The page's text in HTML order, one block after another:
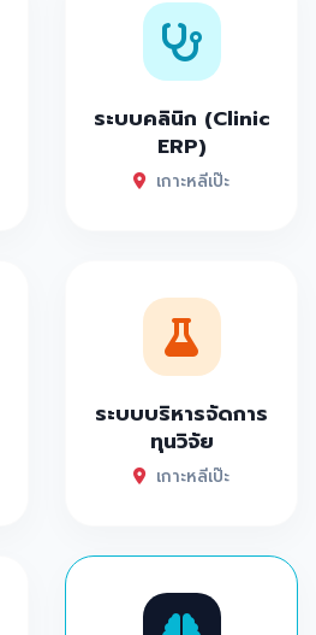
ระบบคลินิก (Clinic
ERP)
เกาะหลีเป๊ะ
ระบบบริหารจัดการ
ทุนวิจัย
เกาะหลีเป๊ะ